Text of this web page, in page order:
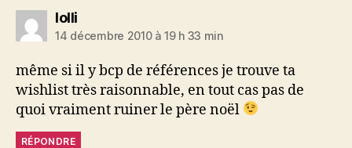
lollidit :
14 décembre 2010 à 19 h 33 min
même si il y bcp de références je trouve ta
wishlist très raisonnable, en tout cas pas de
quoi vraiment ruiner le père noël
RÉPONDRE